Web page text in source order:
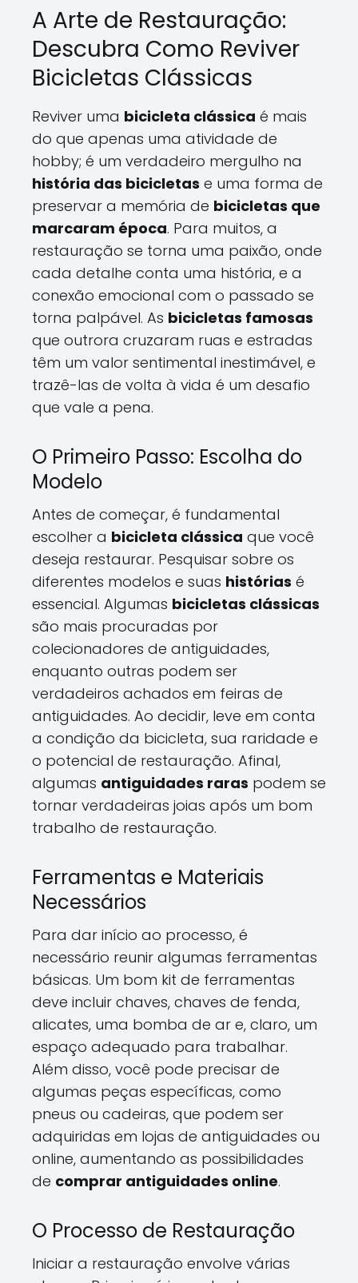
A Arte de Restauração:
Descubra Como Reviver
Bicicletas Clássicas
Reviver uma bicicleta clássica é mais
do que apenas uma atividade de
hobby; é um verdadeiro mergulho na
história das bicicletas e uma forma de
preservar a memória de bicicletas que
marcaram época. Para muitos, a
restauração se torna uma paixão, onde
cada detalhe conta uma história, e a
conexão emocional com o passado se
torna palpável. As bicicletas famosas
que outrora cruzaram ruas e estradas
têm um valor sentimental inestimável, e
trazê-las de volta à vida é um desafio
que vale a pena.
O Primeiro Passo: Escolha do
Modelo
Antes de começar, é fundamental
escolher a bicicleta clássica que você
deseja restaurar. Pesquisar sobre os
diferentes modelos e suas histórias é
essencial. Algumas bicicletas clássicas
são mais procuradas por
colecionadores de antiguidades,
enquanto outras podem ser
verdadeiros achados em feiras de
antiguidades. Ao decidir, leve em conta
a condição da bicicleta, sua raridade e
o potencial de restauração. Afinal,
algumas antiguidades raras podem se
tornar verdadeiras joias após um bom
trabalho de restauração.
Ferramentas e Materiais
Necessários
Para dar início ao processo, é
necessário reunir algumas ferramentas
básicas. Um bom kit de ferramentas
deve incluir chaves, chaves de fenda,
alicates, uma bomba de ar e, claro, um
espaço adequado para trabalhar.
Além disso, você pode precisar de
algumas peças específicas, como
pneus ou cadeiras, que podem ser
adquiridas em lojas de antiguidades ou
online, aumentando as possibilidades
de comprar antiguidades online.
O Processo de Restauração
Iniciar a restauração envolve várias